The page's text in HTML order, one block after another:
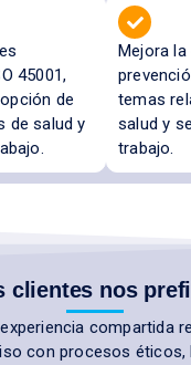
45001,
de
de salud y
Mejora la
temas
salud y
trabajo.
clientes nos
compartida
con procesos éticos,